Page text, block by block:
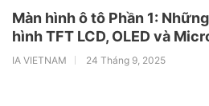
Màn hình ô tô Phần 1:
hình TFT LCD, OLED và
IA VIETNAM 24 Tháng 9, 2025